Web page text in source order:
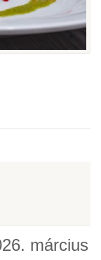
március